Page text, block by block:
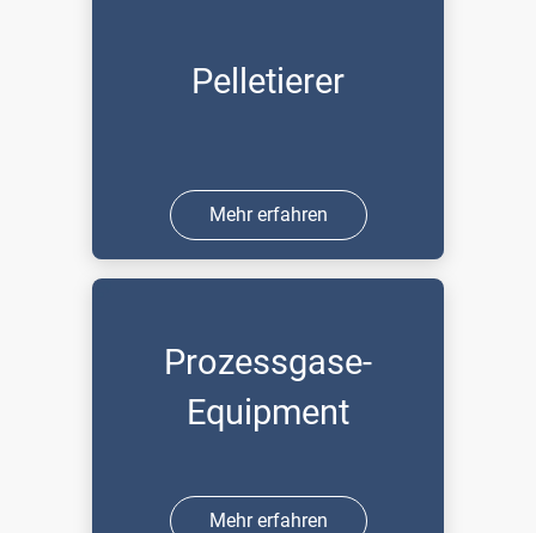
Pelletierer
Mehr erfahren
Prozessgase-
Equipment
Mehr erfahren